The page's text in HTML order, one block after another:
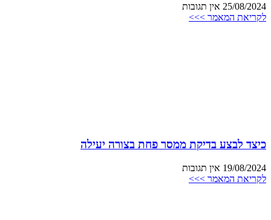
25/08/2024 אין תגובות
לקריאת המאמר >>>
כיצד לבצע בדיקת ממסר פחת בצורה יעילה
19/08/2024 אין תגובות
לקריאת המאמר >>>